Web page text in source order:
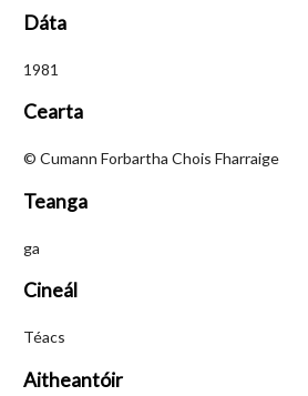
Dáta
1981
Cearta
© Cumann Forbartha Chois Fharraige
Teanga
ga
Cineál
Téacs
Aitheantóir